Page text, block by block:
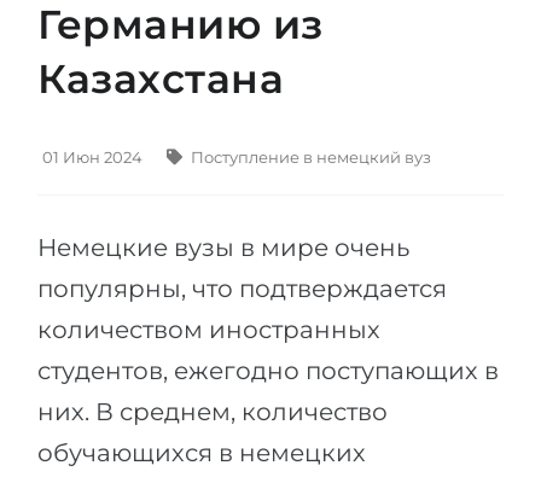
Языковая виза
ШТУДИЕНКОЛЛЕГ
Курсы штудиенколлег
Подготовка к вузу
Подготовка к штудиенколлег
Специальные курсы
Математика
Портфолио
ГЕОГРАФИЯ
Штудиенколлег
Магистратура
Колледжа
IB-Diploma
1 курса
2-3 курса
Германию из
Казахстана
01 Июн 2024 Поступление в немецкий вуз
Немецкие вузы в мире очень
популярны, что подтверждается
количеством иностранных
студентов, ежегодно поступающих в
них. В среднем, количество
обучающихся в немецких